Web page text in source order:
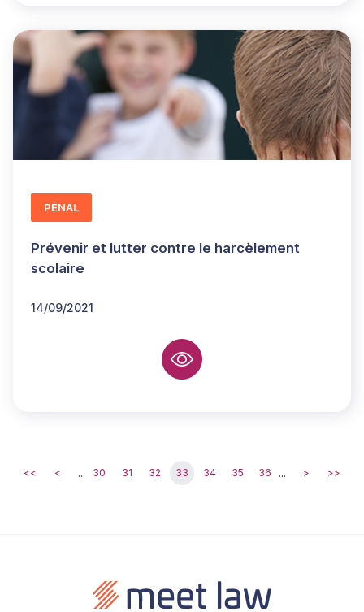
Prévenir et lutter contre le harcèlement
scolaire
14/09/2021
PÉNAL
<< < ... 30 31 32 33 34 35 36 ... > >>